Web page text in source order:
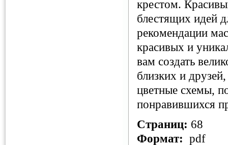
крестом.
блестящих идей
рекомендации
красивых и
вам создать
близких и
цветные схемы,
понравившихся
Страниц: 68
Формат: pdf